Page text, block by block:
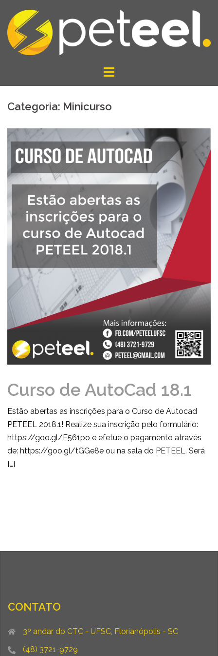
para
conteúdo
Categoria: Minicurso
Curso de AutoCad 18.1
Estão abertas as inscrições para o Curso de Autocad
PETEEL 2018.1! Realize sua inscrição pelo formulário:
https://goo.gl/F561po e efetue o pagamento através
de: https://goo.gl/tGGe8e ou na sala do PETEEL. Será
[…]
CONTATO
3º andar do CTC - UFSC, Florianópolis - SC
(48) 3721-9729